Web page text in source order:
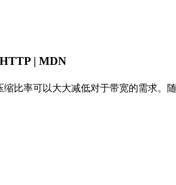
| MDN
比率可以大大减低对于带宽的需求